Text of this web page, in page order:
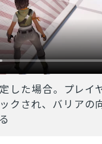
した場合。プレイ
クされ、バリアの